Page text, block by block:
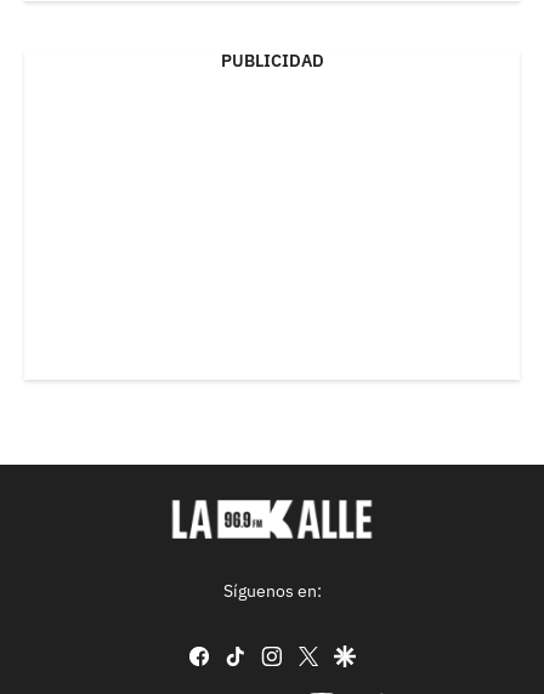
PUBLICIDAD
Síguenos en:
facebook
tiktok instagram
twittergoogle